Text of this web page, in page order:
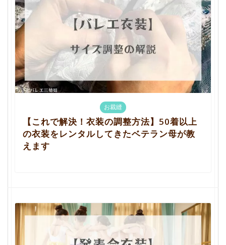
お裁縫
【これで解決！衣装の調整方法】50着以上
の衣装をレンタルしてきたベテラン母が教
えます